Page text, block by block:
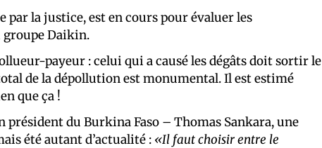
par la justice, est en cours pour évaluer les
groupe Daikin.
payeur : celui qui a causé les dégâts doit sortir le
de la dépollution est monumental. Il est estimé
que ça !
président du Burkina Faso – Thomas Sankara, une
été autant d’actualité : «Il faut choisir entre le